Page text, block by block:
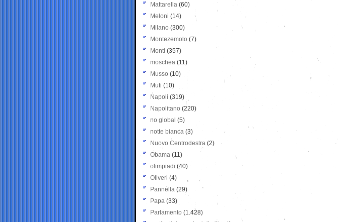
Mattarella (60)
Meloni (14)
Milano (300)
Montezemolo (7)
Monti (357)
moschea (11)
Musso (10)
Muti (10)
Napoli (319)
Napolitano (220)
no global (5)
notte bianca (3)
Nuovo Centrodestra (2)
Obama (11)
olimpiadi (40)
Oliveri (4)
Pannella (29)
Papa (33)
Parlamento (1.428)